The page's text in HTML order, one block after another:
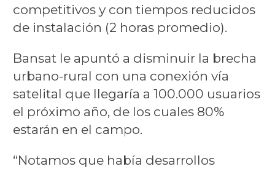
competitivos y con tiempos reducidos
de instalación (2 horas promedio).
Bansat le apuntó a disminuir la brecha
urbano-rural con una conexión vía
satelital que llegaría a 100.000 usuarios
el próximo año, de los cuales 80%
estarán en el campo.
“Notamos que había desarrollos